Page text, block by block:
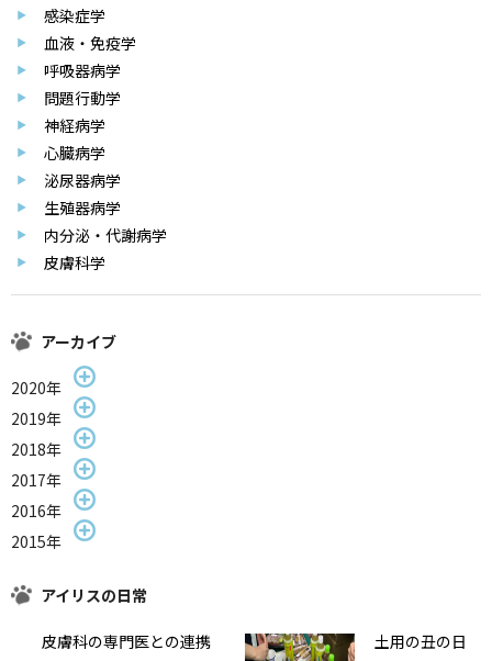
感染症学
血液・免疫学
呼吸器病学
問題行動学
神経病学
心臓病学
泌尿器病学
生殖器病学
内分泌・代謝病学
皮膚科学
アーカイブ
2020年
2019年
2018年
2017年
2016年
2015年
アイリスの日常
皮膚科の専門医との連携 土用の丑の日